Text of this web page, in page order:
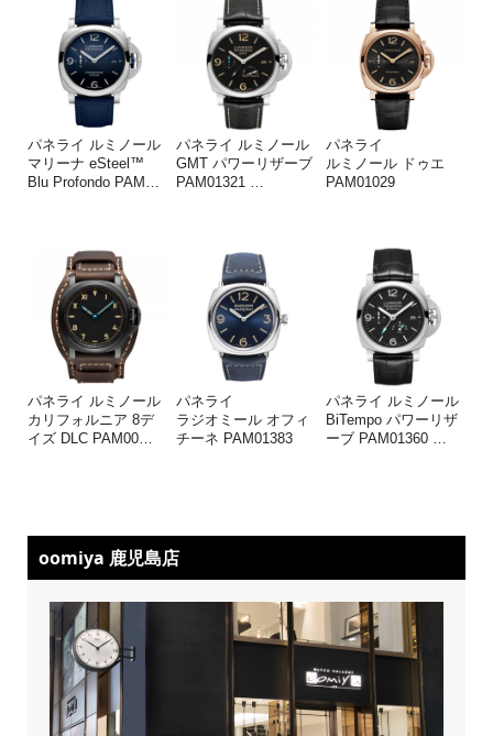
パネライ ルミノール
マリーナ eSteel™
Blu Profondo PAM …
パネライ ルミノール
GMT パワーリザーブ
PAM01321 …
パネライ
ルミノール ドゥエ
PAM01029
パネライ ルミノール
カリフォルニア 8デ
イズ DLC PAM00…
パネライ
ラジオミール オフィ
チーネ PAM01383
パネライ ルミノール
BiTempo パワーリザ
ーブ PAM01360
oomiya 鹿児島店